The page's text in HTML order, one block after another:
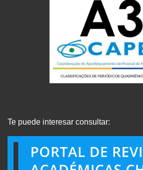
Te puede interesar consultar: